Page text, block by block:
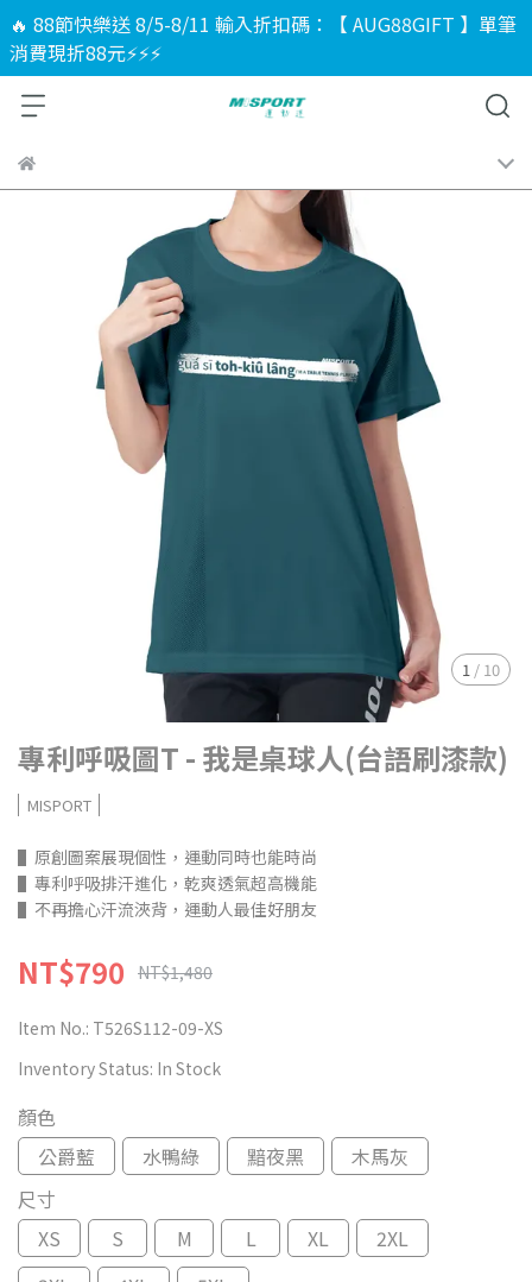
🔥 88節快樂送 8/5-8/11 輸入折扣碼：【 AUG88GIFT 】單筆
消費現折88元⚡⚡⚡
1 / 10
專利呼吸圖T - 我是桌球人(台語刷漆款)
MISPORT
▌原創圖案展現個性，運動同時也能時尚
▌專利呼吸排汗進化，乾爽透氣超高機能
▌不再擔心汗流浹背，運動人最佳好朋友
NT$790 NT$1,480
Item No.: T526S112-09-XS
Inventory Status: In Stock
顏色
公爵藍
水鴨綠 黯夜黑
木馬灰
尺寸
XS
S M L XL
2XL